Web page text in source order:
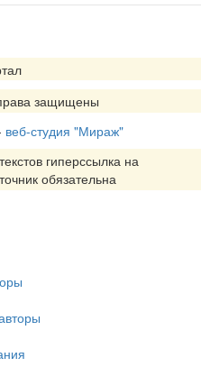
защищены
веб-студия "Мираж"
гиперссылка на
обязательна